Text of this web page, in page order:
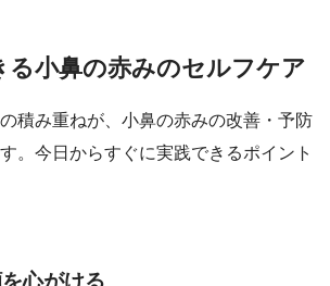
る小鼻の赤みのセルフケア
積み重ねが、小鼻の赤みの改善・予防
。今日からすぐに実践できるポイント